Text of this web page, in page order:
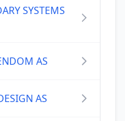
SYSTEMS
AS
AS